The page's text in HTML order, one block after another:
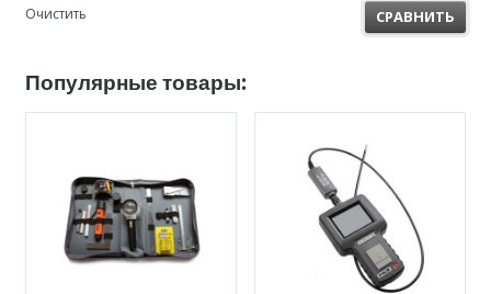
Очистить СРАВНИТЬ
Популярные товары: